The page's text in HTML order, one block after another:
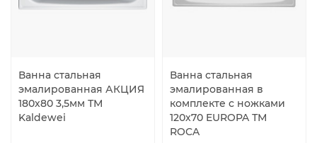
Ванна стальная
эмалированная АКЦИЯ
180х80 3,5мм ТМ
Kaldewei
Ванна стальная
эмалированная в
комплекте с ножками
120х70 EUROPA ТМ
ROCA